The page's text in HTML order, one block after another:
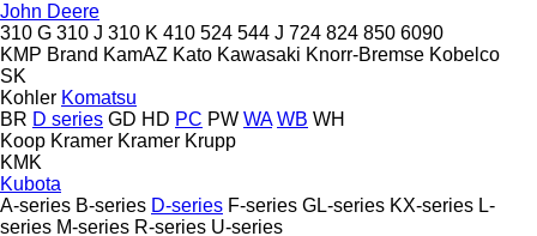
John Deere
310 G 310 J 310 K 410 524 544 J 724 824 850 6090
KMP Brand KamAZ Kato Kawasaki Knorr-Bremse Kobelco
SK
Kohler Komatsu
BR D series GD HD PC PW WA WB WH
Koop Kramer Kramer Krupp
KMK
Kubota
A-series B-series D-series F-series GL-series KX-series L-
series M-series R-series U-series